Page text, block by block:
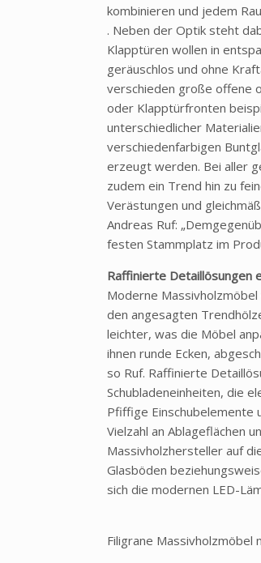
kombinieren und jedem
. Neben der Optik steht
Klapptüren wollen in
geräuschlos und ohne
verschieden große offene
oder Klapptürfronten
unterschiedlicher
verschiedenfarbigen
erzeugt werden. Bei aller
zudem ein Trend hin zu
Verästungen und
Andreas Ruf:
festen Stammplatz im
Raffinierte Detaillösungen
Moderne
den angesagten
leichter, was die Möbel
ihnen runde Ecken,
so Ruf. Raffinierte
Schubladeneinheiten, die
Pfiffige Einschubelemente
Vielzahl an Ablageflächen
Massivholzhersteller auf
Glasböden
sich die modernen LED-
Filigrane Massivholzmöbel